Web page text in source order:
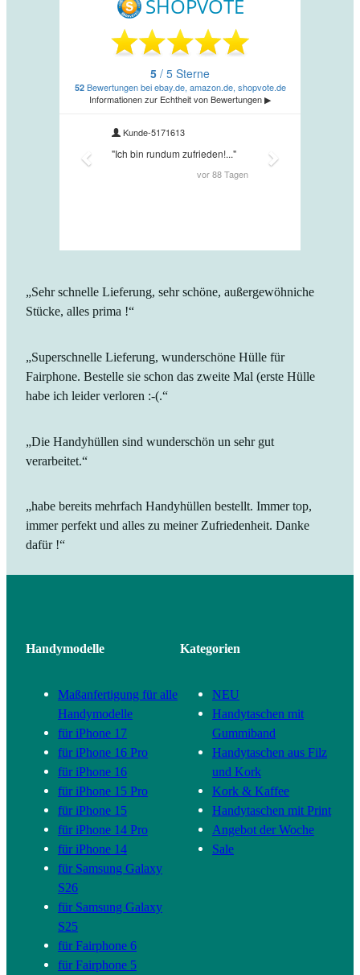
„Sehr schnelle Lieferung, sehr schöne, außergewöhniche
Stücke, alles prima !“
„Superschnelle Lieferung, wunderschöne Hülle für
Fairphone. Bestelle sie schon das zweite Mal (erste Hülle
habe ich leider verloren :-(.“
„Die Handyhüllen sind wunderschön un sehr gut
verarbeitet.“
„habe bereits mehrfach Handyhüllen bestellt. Immer top,
immer perfekt und alles zu meiner Zufriedenheit. Danke
dafür !“
Handymodelle
Maßanfertigung für alle
Handymodelle
für iPhone 17
für iPhone 16 Pro
für iPhone 16
für iPhone 15 Pro
für iPhone 15
für iPhone 14 Pro
für iPhone 14
für Samsung Galaxy
S26
für Samsung Galaxy
S25
für Fairphone 6
für Fairphone 5
Kategorien
NEU
Handytaschen mit
Gummiband
Handytaschen aus Filz
und Kork
Kork & Kaffee
Handytaschen mit Print
Angebot der Woche
Sale